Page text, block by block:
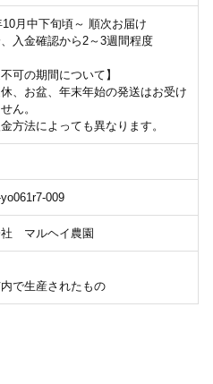
10月中下旬頃～ 順次お届け
入金確認から2～3週間程度
不可の期間について】
、お盆、年末年始の発送はお受け
ん。
方法によっても異なります。
009
社 マルヘイ農園
で生産されたもの